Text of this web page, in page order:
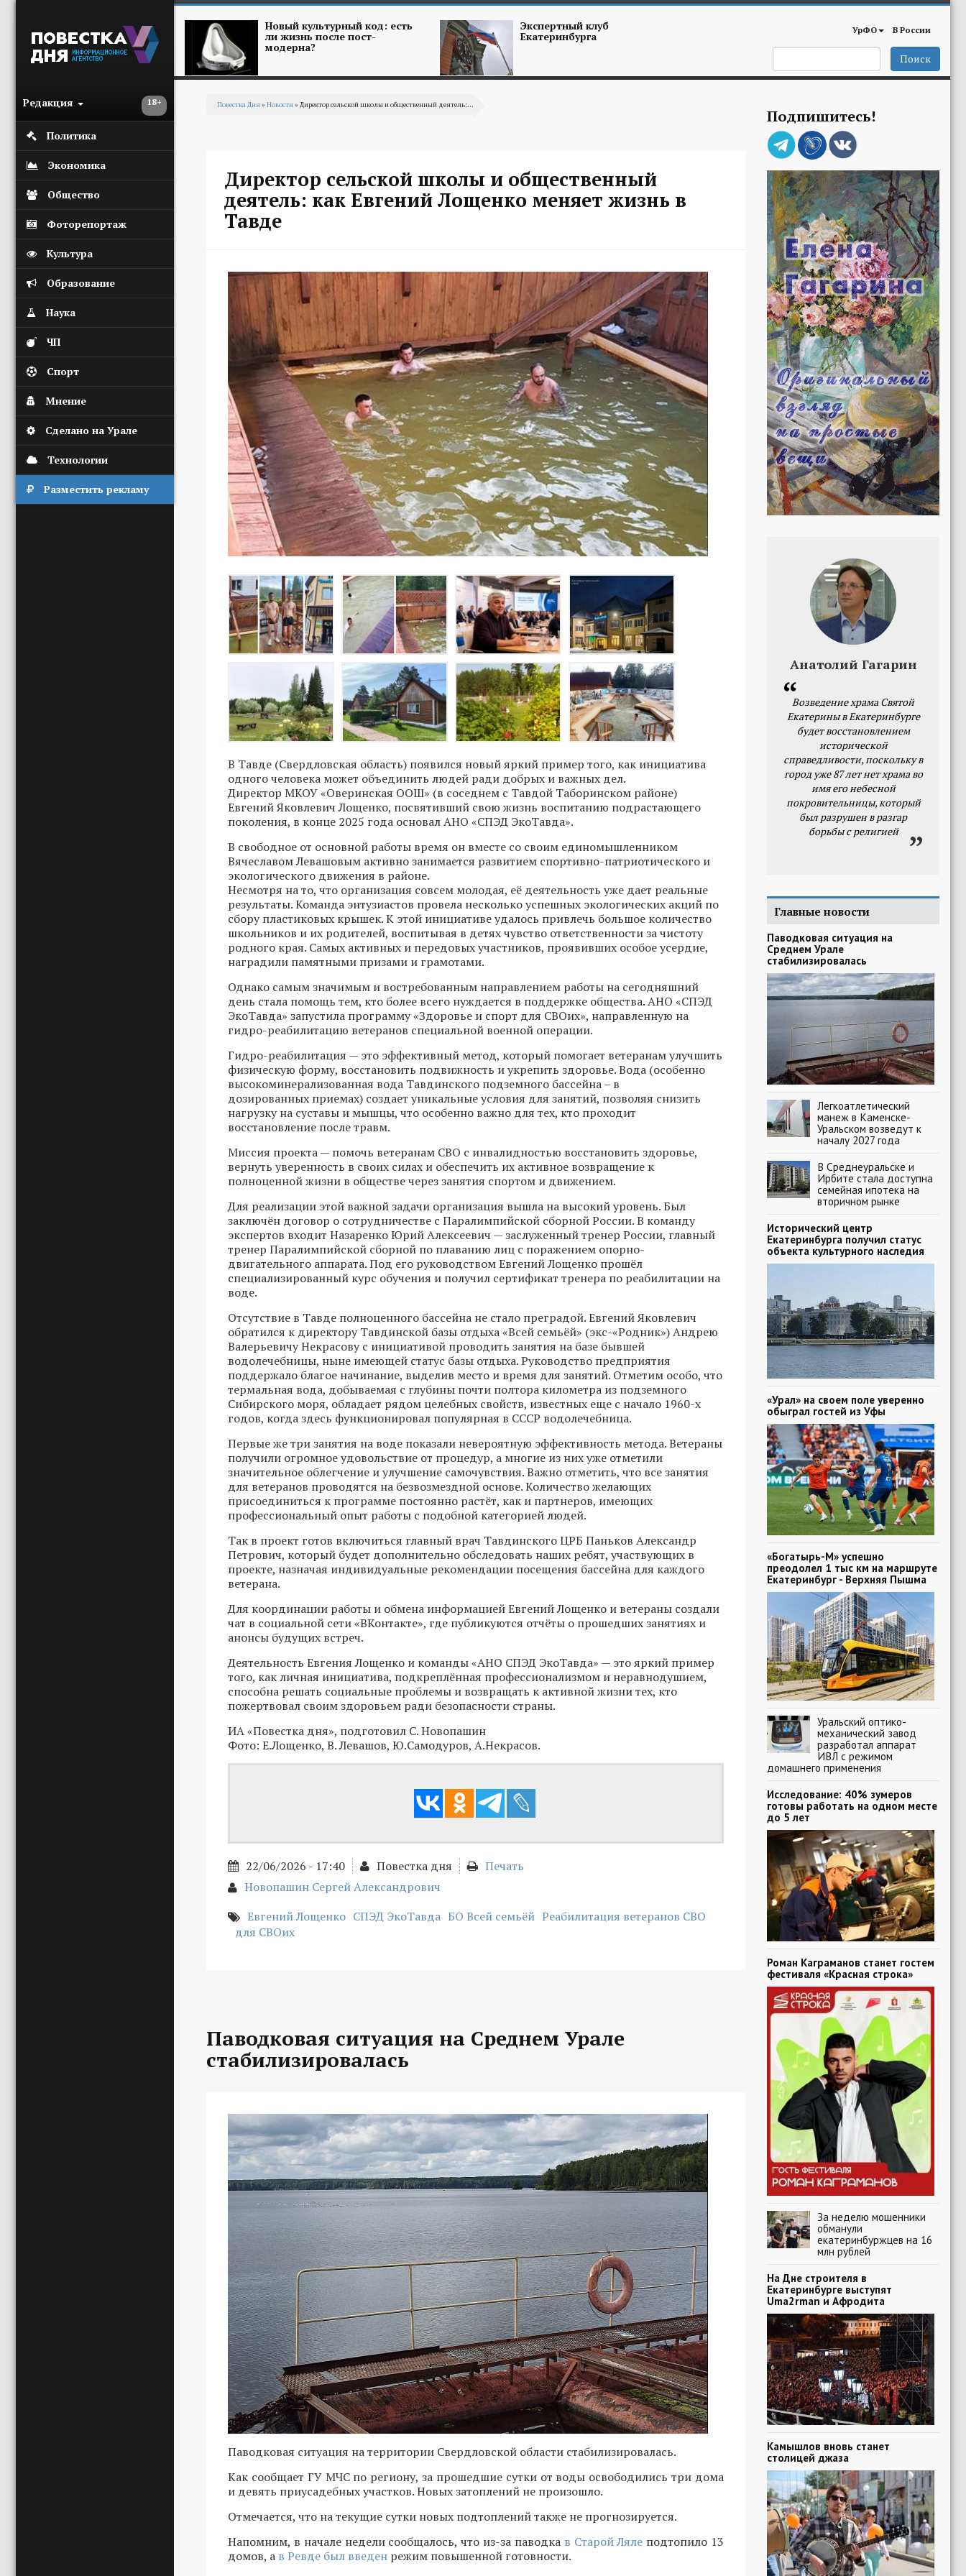
18+
Редакция
Политика
Экономика
Общество
Фоторепортаж
Культура
Образование
Наука
ЧП
Спорт
Мнение
Сделано на Урале
Технологии
Разместить рекламу
Новый культурный код: есть
ли жизнь после пост-
модерна?
Экспертный клуб
Екатеринбурга УрФО В России
Поиск
Повестка Дня» Новости» Директор сельской школы и общественный деятель:...
Директор сельской школы и общественный
деятель: как Евгений Лощенко меняет жизнь в
Тавде
В Тавде (Свердловская область) появился новый яркий пример того, как инициатива
одного человека может объединить людей ради добрых и важных дел.
Директор МКОУ «Оверинская ООШ» (в соседнем с Тавдой Таборинском районе)
Евгений Яковлевич Лощенко, посвятивший свою жизнь воспитанию подрастающего
поколения, в конце 2025 года основал АНО «СПЭД ЭкоТавда».
В свободное от основной работы время он вместе со своим единомышленником
Вячеславом Левашовым активно занимается развитием спортивно-патриотического и
экологического движения в районе.
Несмотря на то, что организация совсем молодая, её деятельность уже дает реальные
результаты. Команда энтузиастов провела несколько успешных экологических акций по
сбору пластиковых крышек. К этой инициативе удалось привлечь большое количество
школьников и их родителей, воспитывая в детях чувство ответственности за чистоту
родного края. Самых активных и передовых участников, проявивших особое усердие,
наградили памятными призами и грамотами.
Однако самым значимым и востребованным направлением работы на сегодняшний
день стала помощь тем, кто более всего нуждается в поддержке общества. АНО «СПЭД
ЭкоТавда» запустила программу «Здоровье и спорт для СВОих», направленную на
гидро-реабилитацию ветеранов специальной военной операции.
Гидро-реабилитация — это эффективный метод, который помогает ветеранам улучшить
физическую форму, восстановить подвижность и укрепить здоровье. Вода (особенно
высокоминерализованная вода Тавдинского подземного бассейна – в
дозированных приемах) создает уникальные условия для занятий, позволяя снизить
нагрузку на суставы и мышцы, что особенно важно для тех, кто проходит
восстановление после травм.
Миссия проекта — помочь ветеранам СВО с инвалидностью восстановить здоровье,
вернуть уверенность в своих силах и обеспечить их активное возвращение к
полноценной жизни в обществе через занятия спортом и движением.
Для реализации этой важной задачи организация вышла на высокий уровень. Был
заключён договор о сотрудничестве с Паралимпийской сборной России. В команду
экспертов входит Назаренко Юрий Алексеевич — заслуженный тренер России, главный
тренер Паралимпийской сборной по плаванию лиц с поражением опорно-
двигательного аппарата. Под его руководством Евгений Лощенко прошёл
специализированный курс обучения и получил сертификат тренера по реабилитации на
воде.
Отсутствие в Тавде полноценного бассейна не стало преградой. Евгений Яковлевич
обратился к директору Тавдинской базы отдыха «Всей семьёй» (экс-«Родник») Андрею
Валерьевичу Некрасову с инициативой проводить занятия на базе бывшей
водолечебницы, ныне имеющей статус базы отдыха. Руководство предприятия
поддержало благое начинание, выделив место и время для занятий. Отметим особо, что
термальная вода, добываемая с глубины почти полтора километра из подземного
Сибирского моря, обладает рядом целебных свойств, известных еще с начало 1960-х
годов, когда здесь функционировал популярная в СССР водолечебница.
Первые же три занятия на воде показали невероятную эффективность метода. Ветераны
получили огромное удовольствие от процедур, а многие из них уже отметили
значительное облегчение и улучшение самочувствия. Важно отметить, что все занятия
для ветеранов проводятся на безвозмездной основе. Количество желающих
присоединиться к программе постоянно растёт, как и партнеров, имеющих
профессиональный опыт работы с подобной категорией людей.
Так в проект готов включиться главный врач Тавдинского ЦРБ Паньков Александр
Петрович, который будет дополнительно обследовать наших ребят, участвующих в
проекте, назначая индивидуальные рекомендации посещения бассейна для каждого
ветерана.
Для координации работы и обмена информацией Евгений Лощенко и ветераны создали
чат в социальной сети «ВКонтакте», где публикуются отчёты о прошедших занятиях и
анонсы будущих встреч.
Деятельность Евгения Лощенко и команды «АНО СПЭД ЭкоТавда» — это яркий пример
того, как личная инициатива, подкреплённая профессионализмом и неравнодушием,
способна решать социальные проблемы и возвращать к активной жизни тех, кто
пожертвовал своим здоровьем ради безопасности страны.
ИА «Повестка дня», подготовил С. Новопашин
Фото: Е.Лощенко, В. Левашов, Ю.Самодуров, А.Некрасов.
22/06/2026 - 17:40 Повестка дня
Печать
Новопашин Сергей Александрович
Евгений Лощенко СПЭД ЭкоТавда БО Всей семьёй Реабилитация ветеранов СВО
для СВОих
Паводковая ситуация на Среднем Урале
стабилизировалась
Паводковая ситуация на территории Свердловской области стабилизировалась.
Как сообщает ГУ МЧС по региону, за прошедшие сутки от воды освободились три дома
и девять приусадебных участков. Новых затоплений не произошло.
Отмечается, что на текущие сутки новых подтоплений также не прогнозируется.
Напомним, в начале недели сообщалось, что из-за паводка в Старой Ляле подтопило 13
домов, а в Ревде был введен режим повышенной готовности.
Подпишитесь!
Анатолий Гагарин
Возведение храма Святой
Екатерины в Екатеринбурге
будет восстановлением
исторической
справедливости, поскольку в
город уже 87 лет нет храма во
имя его небесной
покровительницы, который
был разрушен в разгар
борьбы с религией
Главные новости
Паводковая ситуация на
Среднем Урале
стабилизировалась
Легкоатлетический
манеж в Каменске-
Уральском возведут к
началу 2027 года
В Среднеуральске и
Ирбите стала доступна
семейная ипотека на
вторичном рынке
Исторический центр
Екатеринбурга получил статус
объекта культурного наследия
«Урал» на своем поле уверенно
обыграл гостей из Уфы
«Богатырь-М» успешно
преодолел 1 тыс км на маршруте
Екатеринбург - Верхняя Пышма
Уральский оптико-
механический завод
разработал аппарат
ИВЛ с режимом
домашнего применения
Исследование: 40% зумеров
готовы работать на одном месте
до 5 лет
Роман Каграманов станет гостем
фестиваля «Красная строка»
За неделю мошенники
обманули
екатеринбуржцев на 16
млн рублей
На Дне строителя в
Екатеринбурге выступят
Uma2rman и Афродита
Камышлов вновь станет
столицей джаза